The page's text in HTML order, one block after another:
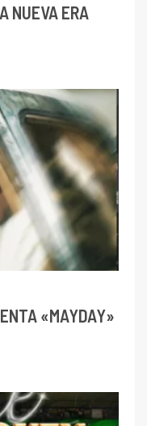
NUEVA ERA
«MAYDAY»